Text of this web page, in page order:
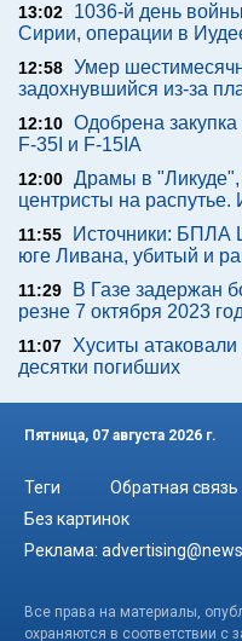
13:02
1036-й день
Сирии, операции в
12:58 Умер
задохнувшийся из-за
12:10 Одобрена
F-35I и F-15IA
12:00 Драмы в
центристы на распутье.
11:55
Источники: БПЛА
юге Ливана, убитый и
11:29
В Газе задержан
резне 7 октября 2023
11:07 Хуситы
десятки погибших
Пятница, 07 августа 2026 г.
Теги Обратная связь
Без картинок
Реклама:
Все права на материалы,
охраняются в соответствии с